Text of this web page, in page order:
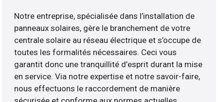
Notre entreprise, spécialisée dans l’installation de
panneaux solaires, gère le branchement de votre
centrale solaire au réseau électrique et s’occupe de
toutes les formalités nécessaires. Ceci vous
garantit donc une tranquillité d’esprit durant la mise
en service. Via notre expertise et notre savoir-faire,
nous effectuons le raccordement de manière